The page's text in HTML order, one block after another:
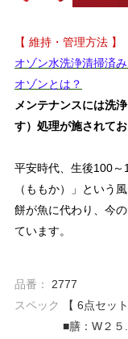
【 維持・管理方法 】
オゾン水洗浄清掃済み
オゾンとは？
メンテナンスには洗
す）処理が施されてお
平安時代、生後100～
（ももか）」という
餅が魚に代わり、今
ています。
品番：
2777
スペック
【 6点セッ
■膳：W２５